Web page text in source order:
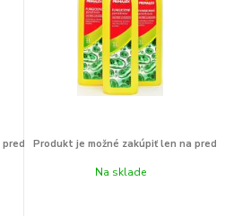
Na sklade